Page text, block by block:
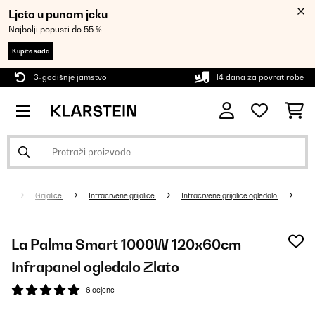
Ljeto u punom jeku
Najbolji popusti do 55 %
Kupite sada
3-godišnje jamstvo 14 dana za povrat robe
Grijalice Infracrvene grijalice Infracrvene grijalice ogledalo
La Palma Smart 1000W 120x60cm
Infrapanel ogledalo Zlato
6 ocjene